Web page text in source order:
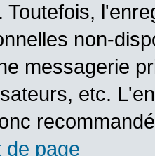
Toutefois,
non-
messagerie
etc.
de page